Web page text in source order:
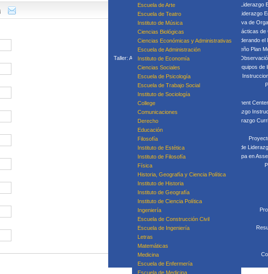
Escuela de Arte
Escuela de Teatro
Instituto de Música
Ciencias Biológicas
Ciencias Económicas y Administrativas
Escuela de Administración
Instituto de Economía
Ciencias Sociales
Escuela de Psicología
Escuela de Trabajo Social
Instituto de Sociología
College
Comunicaciones
Derecho
Educación
Filosofía
Instituto de Estética
Instituto de Filosofía
Física
Historia, Geografía y Ciencia Política
Instituto de Historia
Instituto de Geografía
Instituto de Ciencia Política
Ingeniería
Escuela de Construcción Civil
Escuela de Ingeniería
Letras
Matemáticas
Medicina
Escuela de Enfermería
Escuela de Medicina
Diplomado en Liderazgo
Diplomado en Liderazgo
Diplomado en Gestión Directiva de
Taller: Prácticas
Taller: Liderando el
Taller: Diseño Plan
Taller: Acompañamiento Para la Mejora Pedagógica:
Taller: Prácticas clave para equipos de
Curso: Liderazgo
Assessment
Equipos de Liderazgo
Liderazgo
Laboratorio de
Participa en